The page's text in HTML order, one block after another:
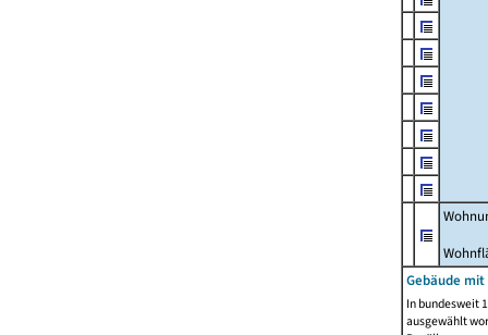
Gebäude
In bundesweit
ausgewählt